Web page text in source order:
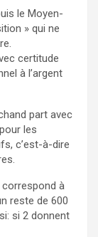
le Moyen-
» qui ne
certitude
à l’argent
part avec
les
c’est-à-dire
à
reste de 600
si 2 donnent